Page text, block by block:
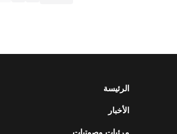
الرئيسة
الأخبار